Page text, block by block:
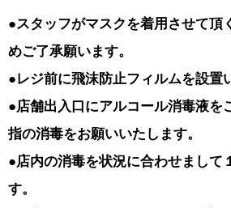
●スタッフがマスクを着用させて頂
めご了承願います。
●レジ前に飛沫防止フィルムを設置
●店舗出入口にアルコール消毒液を
指の消毒をお願いいたします。
●店内の消毒を状況に合わせまして
す。